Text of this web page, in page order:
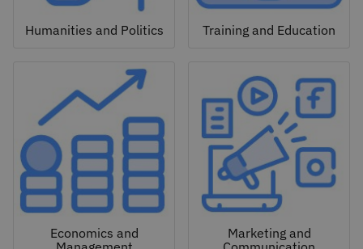
Humanities and Politics Training and Education
Economics and
Marketing and